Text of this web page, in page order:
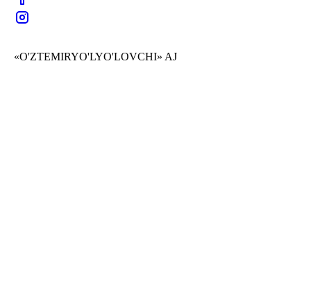
«O'ZTEMIRYO'LYO'LOVCHI» AJ